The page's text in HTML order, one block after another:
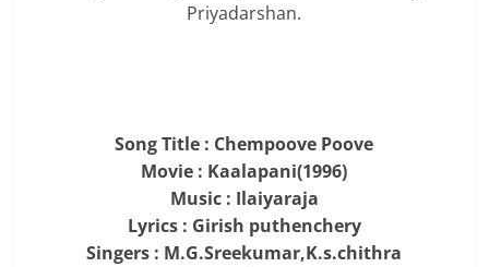
Priyadarshan.
Song Title : Chempoove Poove
Movie : Kaalapani(1996)
Music : Ilaiyaraja
Lyrics : Girish puthenchery
Singers : M.G.Sreekumar,K.s.chithra